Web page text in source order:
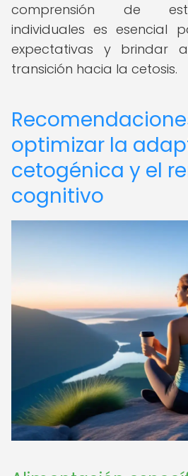
comprensión de
individuales es esencial
expectativas y brindar
transición hacia la cetosis.
optimizar la
cetogénica y el
cognitivo